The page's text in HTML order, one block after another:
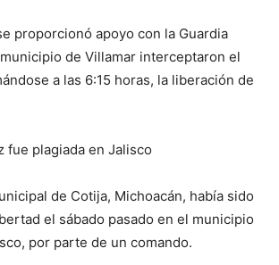
proporcionó apoyo con la Guardia
de Villamar interceptaron el
a las 6:15 horas, la liberación de
fue plagiada en Jalisco
de Cotija, Michoacán, había sido
el sábado pasado en el municipio
por parte de un comando.